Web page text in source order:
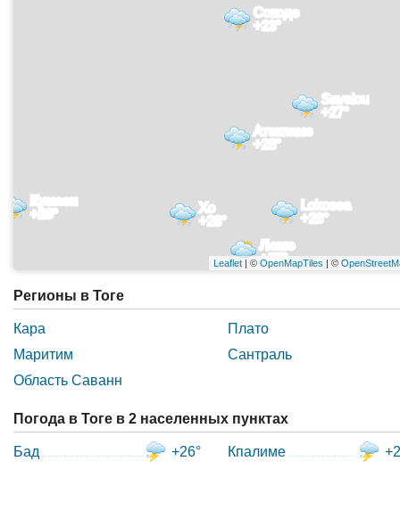
Кумаси
+28°
Ломе
+27°
Атакпаме
+28°
Сокоде
+23°
Lokossa
+28°
Хо
+28°
Savalou
+27°
Leaflet | ©OpenMapTiles | ©
Регионы в Тоге
Кара
Маритим
Область Саванн
Плато
Сантраль
Погода в Тоге в 2 населенных пунктах
Бад +26° Кпалиме